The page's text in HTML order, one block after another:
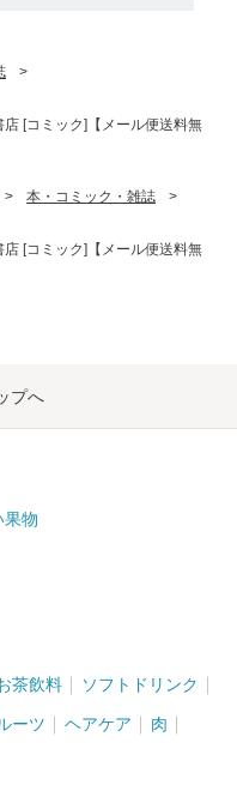
>
店 [コミック]【メール便送料無
> 本・コミック・雑誌
>
店 [コミック]【メール便送料無
プへ
果物
茶飲料 ソフトドリンク
ーツ ヘアケア 肉